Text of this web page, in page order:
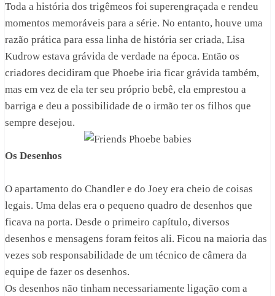
Toda a história dos trigêmeos foi superengraçada e rendeu
momentos memoráveis para a série. No entanto, houve uma
razão prática para essa linha de história ser criada, Lisa
Kudrow estava grávida de verdade na época. Então os
criadores decidiram que Phoebe iria ficar grávida também,
mas em vez de ela ter seu próprio bebê, ela emprestou a
barriga e deu a possibilidade de o irmão ter os filhos que
sempre desejou.
Os Desenhos
O apartamento do Chandler e do Joey era cheio de coisas
legais. Uma delas era o pequeno quadro de desenhos que
ficava na porta. Desde o primeiro capítulo, diversos
desenhos e mensagens foram feitos ali. Ficou na maioria das
vezes sob responsabilidade de um técnico de câmera da
equipe de fazer os desenhos.
Os desenhos não tinham necessariamente ligação com a